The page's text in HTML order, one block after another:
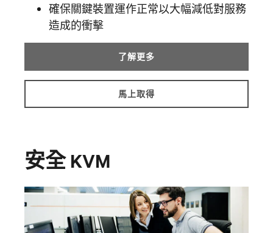
確保關鍵裝置運作正常以大幅減低對服務
造成的衝擊
了解更多
馬上取得
安全 KVM